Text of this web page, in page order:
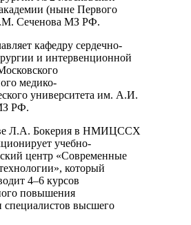
(ныне Первого
Сеченова МЗ РФ.
кафедру сердечно-
и интервенционной
медико-
университета им. А.И.
РФ.
Л.А. Бокерия в НМИЦССХ
учебно-
центр «Современные
который
4–6 курсов
повышения
специалистов высшего